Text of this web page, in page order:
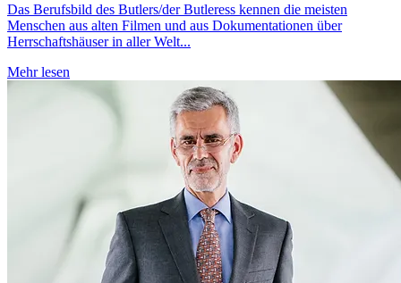
Das Berufsbild des Butlers/der Butleress kennen die meisten
Menschen aus alten Filmen und aus Dokumentationen über
Herrschaftshäuser in aller Welt...
Mehr lesen